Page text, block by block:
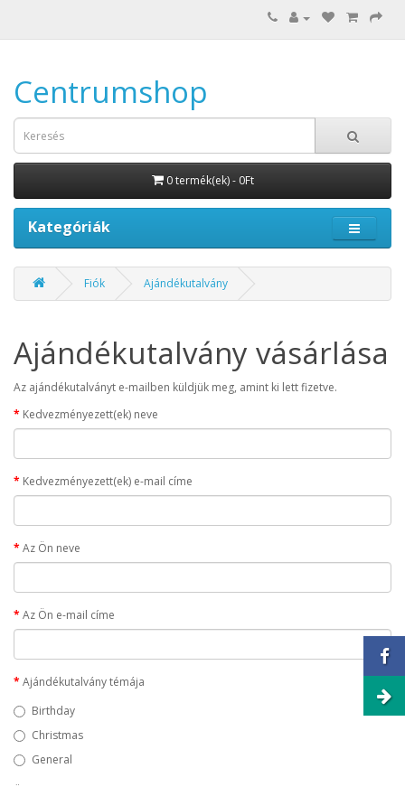
Centrumshop
0 termék(ek) - 0Ft
Kategóriák
Fiók Ajándékutalvány
Ajándékutalvány vásárlása
Az ajándékutalványt e-mailben küldjük meg, amint ki lett fizetve.
Kedvezményezett(ek) neve
Kedvezményezett(ek) e-mail címe
Az Ön neve
Az Ön e-mail címe
Ajándékutalvány témája
Birthday
Christmas
General